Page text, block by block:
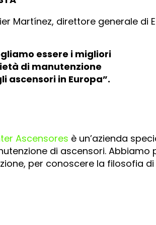
Martínez, direttore generale di
essere i migliori
di manutenzione
ascensori in Europa”.
Ascensores è un’azienda
di ascensori.
per conoscere la filosofia di